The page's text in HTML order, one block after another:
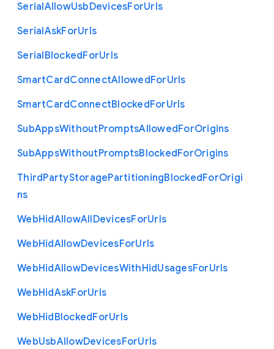
SerialAllowUsbDevicesForUrls
SerialAskForUrls
SerialBlockedForUrls
SmartCardConnectAllowedForUrls
SmartCardConnectBlockedForUrls
SubAppsWithoutPromptsAllowedForOrigins
SubAppsWithoutPromptsBlockedForOrigins
ThirdPartyStoragePartitioningBlockedForOrigi
ns
WebHidAllowAllDevicesForUrls
WebHidAllowDevicesForUrls
WebHidAllowDevicesWithHidUsagesForUrls
WebHidAskForUrls
WebHidBlockedForUrls
WebUsbAllowDevicesForUrls